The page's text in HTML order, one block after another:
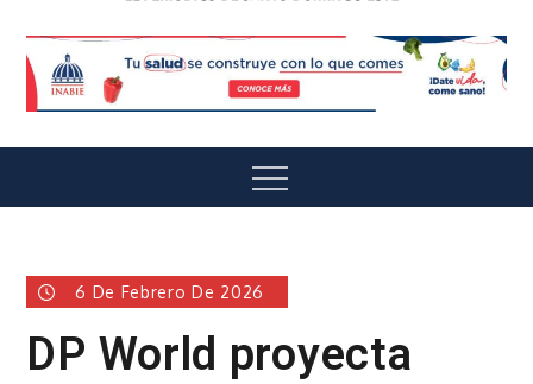
El Munícipe
Menu
6 De Febrero De 2026
DP World proyecta